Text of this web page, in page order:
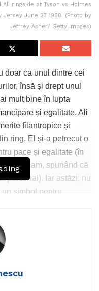
ringside at Tyson vs Holmes
June 27 1988. (Photo by
Jeffrey Asher/ Getty Images)
doar ca unul dintre cei
însă și drept unul
mult bine în lupta
și egalitate. Ali
filantropice și
ring. El și-a petrecut o
pace și egalitate (în
Vietnam, spunând că
personal). Iar astăzi, nu
simbol pentru
Muhammad Ali Jr
astăzi în